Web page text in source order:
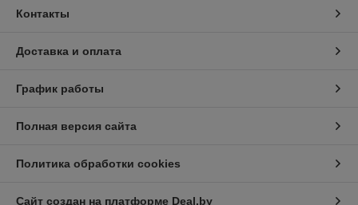
Контакты
Доставка и оплата
График работы
Полная версия сайта
Политика обработки cookies
Сайт создан на платформе Deal.by